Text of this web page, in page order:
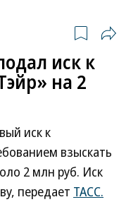
иск к
на 2
иск к
взыскать
2 млн руб. Иск
передает ТАСС.